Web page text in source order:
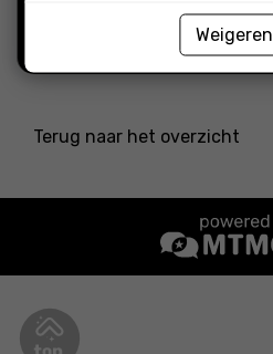
"Ja, ik beveel dit bedrijf
Terug naar het overzicht
Weigeren